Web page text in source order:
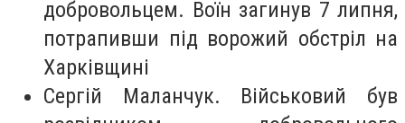
добровольцем. Воїн загинув 7 липня,
потрапивши під ворожий обстріл на
Харківщині
Сергій Маланчук. Військовий був